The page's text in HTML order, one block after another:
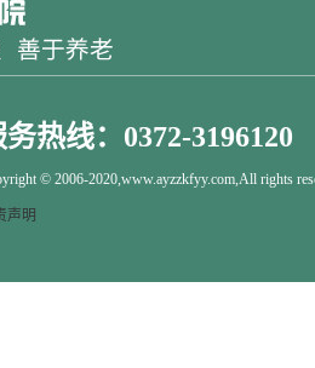
务热线：0372-3196120
© 2006-2020,www.ayzzkfyy.com,All rights
声明